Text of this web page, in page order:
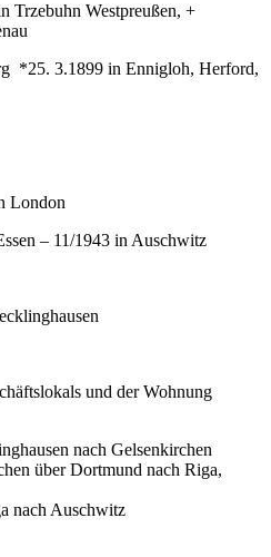
Trzebuhn Westpreußen, +
*25. 3.1899 in Ennigloh, Herford,
London
– 11/1943 in Auschwitz
und der Wohnung
nach Gelsenkirchen
über Dortmund nach Riga,
nach Auschwitz